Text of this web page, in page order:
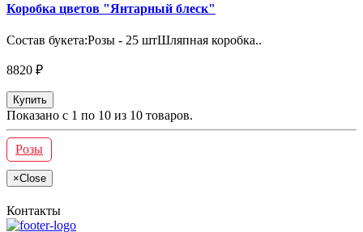
Коробка цветов "Янтарный блеск"
Состав букета:Розы - 25 штШляпная коробка..
8820 ₽
Купить
Показано с 1 по 10 из 10 товаров.
Розы
×Close
Контакты